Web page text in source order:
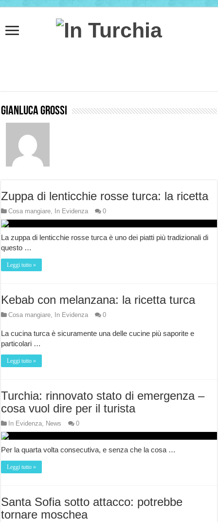
Gianluca Grossi
Zuppa di lenticchie rosse turca: la ricetta
Cosa mangiare, In Evidenza 0
La zuppa di lenticchie rosse turca è uno dei piatti più tradizionali di
questo …
Leggi tutto »
Kebab con melanzana: la ricetta turca
Cosa mangiare, In Evidenza 0
La cucina turca è sicuramente una delle cucine più saporite e
particolari …
Leggi tutto »
Turchia: rinnovato stato di emergenza –
cosa vuol dire per il turista
In Evidenza, News 0
Per la quarta volta consecutiva, e senza che la cosa …
Leggi tutto »
Santa Sofia sotto attacco: potrebbe
tornare moschea